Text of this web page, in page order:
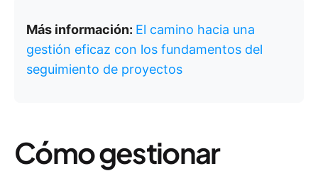
Más información: El camino hacia una
gestión eficaz con los fundamentos del
seguimiento de proyectos
Cómo gestionar